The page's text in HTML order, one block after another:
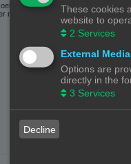
Subforums worden automatisch
niet uitschakelt.
These cookies
website to
2 Services
External Media
Options are
directly in the
3 Services
Decline